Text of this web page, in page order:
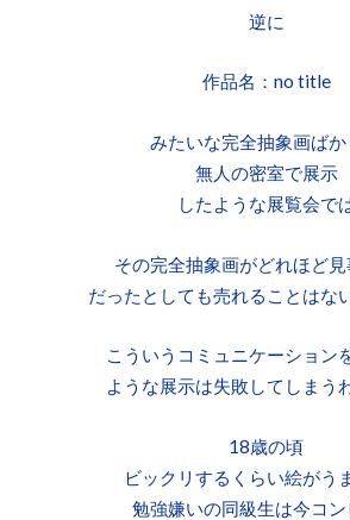
逆に
作品名：no title
みたいな完全抽象画ばか
無人の密室で展示
したような展覧会で
その完全抽象画がどれほど
だったとしても売れることはな
こういうコミュニケーション
ような展示は失敗してしまう
18歳の頃
ビックリするくらい絵がう
勉強嫌いの同級生は今コ